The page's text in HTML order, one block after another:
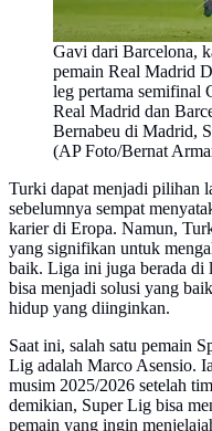
Gavi dari Barcelona,
pemain Real Madrid
leg pertama semifinal
Real Madrid dan
Bernabeu di Madrid,
(AP Foto/Bernat
Turki dapat menjadi pilihan
sebelumnya sempat
karier di Eropa. Namun,
yang signifikan untuk
baik. Liga ini juga berada di
bisa menjadi solusi yang
hidup yang diinginkan.
Saat ini, salah satu pemain
Lig adalah Marco Asensio.
musim 2025/2026 setelah
demikian, Super Lig bisa
pemain yang ingin